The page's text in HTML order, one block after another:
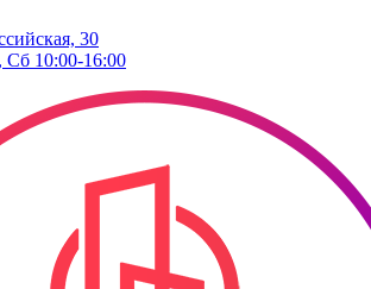
30
10:00-16:00